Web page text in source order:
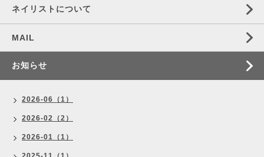
ネイリストについて
MAIL
お知らせ
2026-06（1）
2026-02（2）
2026-01（1）